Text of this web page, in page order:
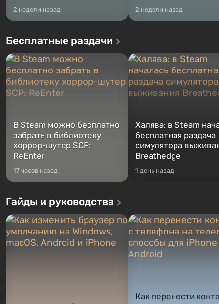
2 недели назад 2 недели назад
Бесплатные раздачи
В Steam можно бесплатно
забрать в библиотеку
хоррор-шутер SCP:
ReEnter
17 часов назад
Халява: в Steam
бесплатная раздача
симулятора
Breathedge
1 день назад
Гайды и руководства
Как перенести